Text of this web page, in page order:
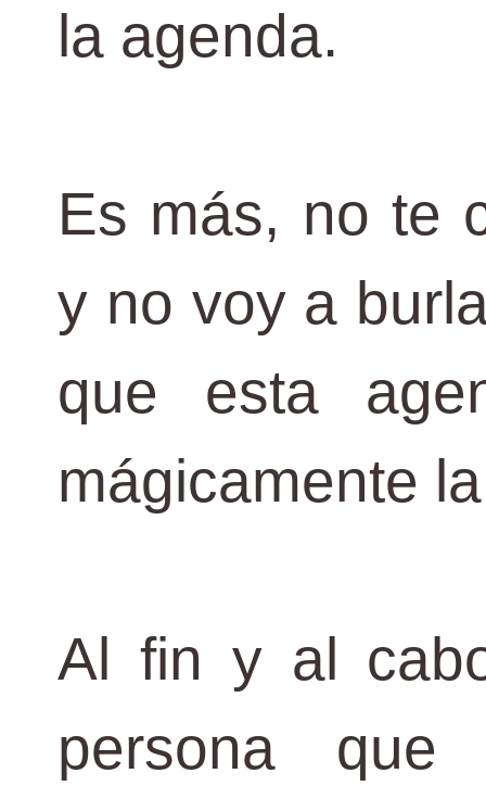
la agenda.
Es más, no te
y no voy a
que esta
mágicamente
Al fin y al
persona